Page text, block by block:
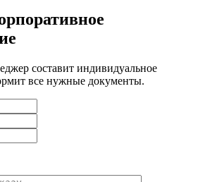
составит индивидуальное
все нужные документы.